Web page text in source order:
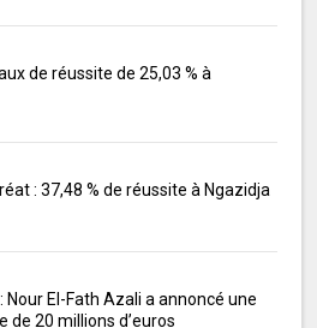
de réussite de 25,03 % à
: 37,48 % de réussite à Ngazidja
Nour El-Fath Azali a annoncé une
de 20 millions d’euros